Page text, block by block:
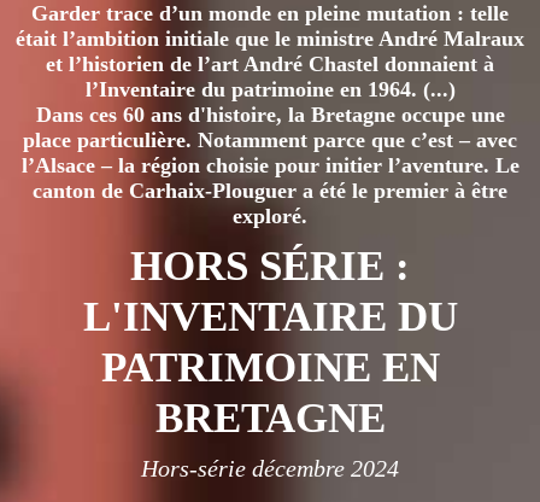
Garder trace d’un monde en pleine mutation : telle
était l’ambition initiale que le ministre André Malraux
et l’historien de l’art André Chastel donnaient à
l’Inventaire du patrimoine en 1964. (...)
Dans ces 60 ans d'histoire, la Bretagne occupe une
place particulière. Notamment parce que c’est – avec
l’Alsace – la région choisie pour initier l’aventure. Le
canton de Carhaix-Plouguer a été le premier à être
exploré.
HORS SÉRIE :
L'INVENTAIRE DU
PATRIMOINE EN
BRETAGNE
Hors-série décembre 2024